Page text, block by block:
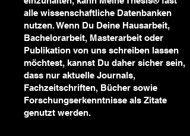
alle wissenschaftliche Datenbanken
nutzen. Wenn Du Deine Hausarbeit,
Bachelorarbeit, Masterarbeit oder
Publikation von uns schreiben lassen
möchtest, kannst Du daher sicher sein,
dass nur aktuelle Journals,
Fachzeitschriften, Bücher sowie
Forschungserkenntnisse als Zitate
genutzt werden.